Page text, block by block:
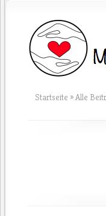
Startseite »Alle